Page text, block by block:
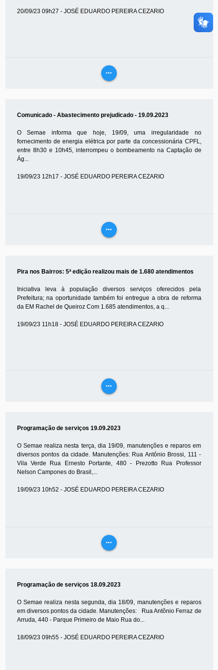
20/09/23 09h27 - JOSÉ EDUARDO PEREIRA CEZARIO
more_horiz
Comunicado - Abastecimento prejudicado - 19.09.2023
O Semae informa que hoje, 19/09, uma irregularidade no
fornecimento de energia elétrica por parte da concessionária CPFL,
entre 8h30 e 10h45, interrompeu o bombeamento na Captação de
Ág...
19/09/23 12h17 - JOSÉ EDUARDO PEREIRA CEZARIO
more_horiz
Pira nos Bairros: 5ª edição realizou mais de 1.680 atendimentos
Iniciativa leva à população diversos serviços oferecidos pela
Prefeitura; na oportunidade também foi entregue a obra de reforma
da EM Rachel de Queiroz Com 1.685 atendimentos, a q...
19/09/23 11h18 - JOSÉ EDUARDO PEREIRA CEZARIO
more_horiz
Programação de serviços 19.09.2023
O Semae realiza nesta terça, dia 19/09, manutenções e reparos em
diversos pontos da cidade. Manutenções: Rua Antônio Brossi, 111 -
Vila Verde Rua Ernesto Portante, 480 - Prezotto Rua Professor
Nelson Campones do Brasil,...
19/09/23 10h52 - JOSÉ EDUARDO PEREIRA CEZARIO
more_horiz
Programação de serviços 18.09.2023
O Semae realiza nesta segunda, dia 18/09, manutenções e reparos
em diversos pontos da cidade. Manutenções: Rua Antônio Ferraz de
Arruda, 440 - Parque Primeiro de Maio Rua do...
18/09/23 09h55 - JOSÉ EDUARDO PEREIRA CEZARIO